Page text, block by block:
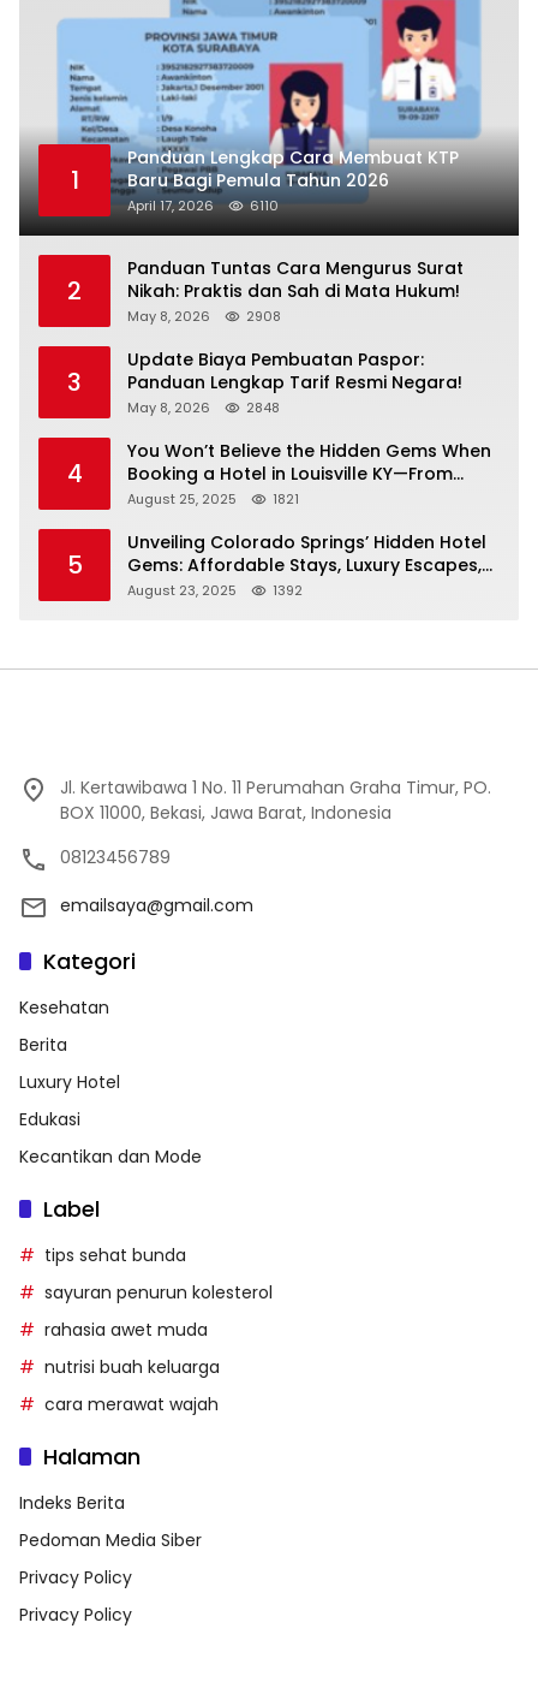
1
Panduan Lengkap Cara Membuat KTP
Baru Bagi Pemula Tahun 2026
April 17, 2026 6110
2
Panduan Tuntas Cara Mengurus Surat
Nikah: Praktis dan Sah di Mata Hukum!
May 8, 2026 2908
3
Update Biaya Pembuatan Paspor:
Panduan Lengkap Tarif Resmi Negara!
May 8, 2026 2848
4
You Won’t Believe the Hidden Gems When
Booking a Hotel in Louisville KY—From
Cheap to Luxe!
August 25, 2025 1821
5
Unveiling Colorado Springs’ Hidden Hotel
Gems: Affordable Stays, Luxury Escapes,
and Everything In Between!
August 23, 2025 1392
Jl. Kertawibawa 1 No. 11 Perumahan Graha Timur, PO.
BOX 11000, Bekasi, Jawa Barat, Indonesia
08123456789
emailsaya@gmail.com
Kategori
Kesehatan
Berita
Luxury Hotel
Edukasi
Kecantikan dan Mode
Label
tips sehat bunda
sayuran penurun kolesterol
rahasia awet muda
nutrisi buah keluarga
cara merawat wajah
Halaman
Indeks Berita
Pedoman Media Siber
Privacy Policy
Privacy Policy